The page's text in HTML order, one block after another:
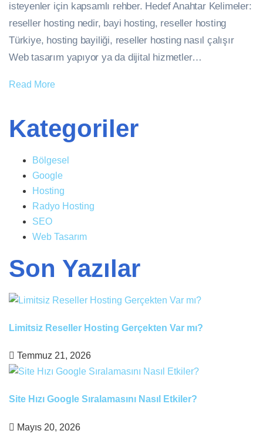
isteyenler için kapsamlı rehber. Hedef Anahtar Kelimeler:
reseller hosting nedir, bayi hosting, reseller hosting
Türkiye, hosting bayiliği, reseller hosting nasıl çalışır
Web tasarım yapıyor ya da dijital hizmetler…
Read More
Kategoriler
Bölgesel
Google
Hosting
Radyo Hosting
SEO
Web Tasarım
Son Yazılar
Limitsiz Reseller Hosting Gerçekten Var mı?
Temmuz 21, 2026
Site Hızı Google Sıralamasını Nasıl Etkiler?
Mayıs 20, 2026